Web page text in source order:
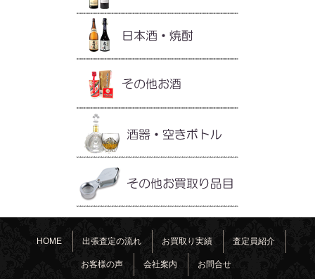
HOME 出張査定の流れ お買取り実績 査定員紹介
お客様の声 会社案内 お問合せ